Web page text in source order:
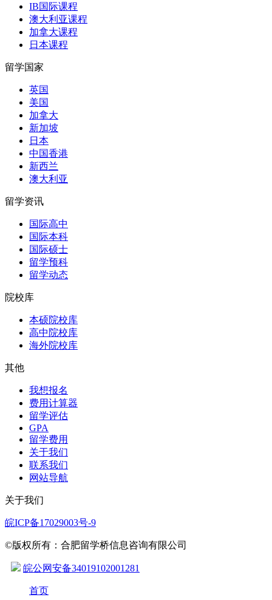
IB国际课程
澳大利亚课程
加拿大课程
日本课程
留学国家
英国
美国
加拿大
新加坡
日本
中国香港
新西兰
澳大利亚
留学资讯
国际高中
国际本科
国际硕士
留学预科
留学动态
院校库
本硕院校库
高中院校库
海外院校库
其他
我想报名
费用计算器
留学评估
GPA
留学费用
关于我们
联系我们
网站导航
关于我们
皖ICP备17029003号-9
©版权所有：合肥留学桥信息咨询有限公司
皖公网安备34019102001281
首页